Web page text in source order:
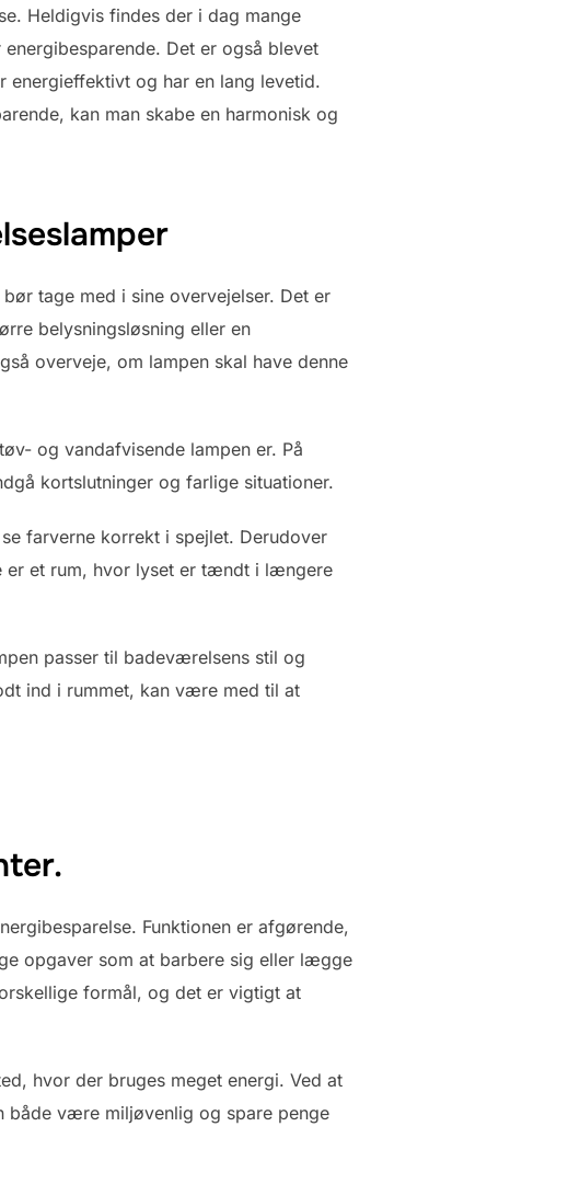
Heldigvis findes der i dag mange
Det er også blevet
og har en lang levetid.
kan man skabe en harmonisk og
tage med i sine overvejelser. Det er
belysningsløsning eller en
overveje, om lampen skal have denne
og vandafvisende lampen er. På
kortslutninger og farlige situationer.
farverne korrekt i spejlet. Derudover
er et rum, hvor lyset er tændt i længere
passer til badeværelsens stil og
ind i rummet, kan være med til at
Funktionen er afgørende,
opgaver som at barbere sig eller lægge
formål, og det er vigtigt at
hvor der bruges meget energi. Ved at
både være miljøvenlig og spare penge